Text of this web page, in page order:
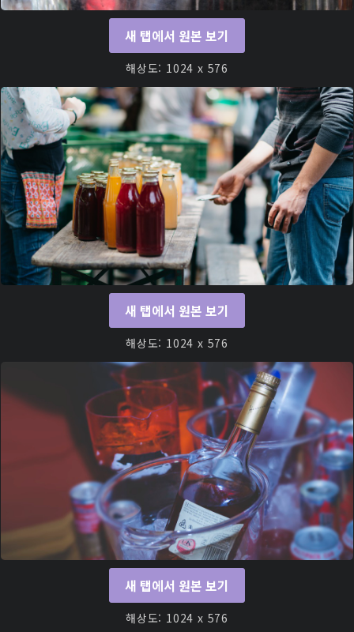
새 탭에서 원본 보기
해상도: 1024 x 576
새 탭에서 원본 보기
해상도: 1024 x 576
새 탭에서 원본 보기
해상도: 1024 x 576